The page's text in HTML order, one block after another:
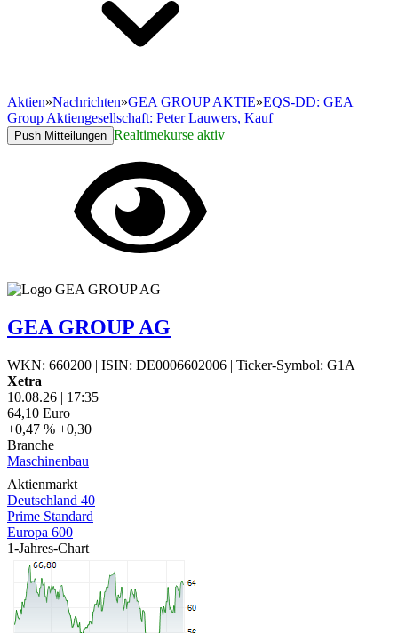
Aktien»Nachrichten»GEA GROUP AKTIE»EQS-DD: GEA
Group Aktiengesellschaft: Peter Lauwers, Kauf
Push Mitteilungen Realtimekurse aktiv
GEA GROUP AG
WKN: 660200 | ISIN: DE0006602006 | Ticker-Symbol: G1A
Xetra
10.08.26 | 17:35
64,10 Euro
+0,47 % +0,30
Branche
Maschinenbau
Aktienmarkt
Deutschland 40
Prime Standard
Europa 600
1-Jahres-Chart